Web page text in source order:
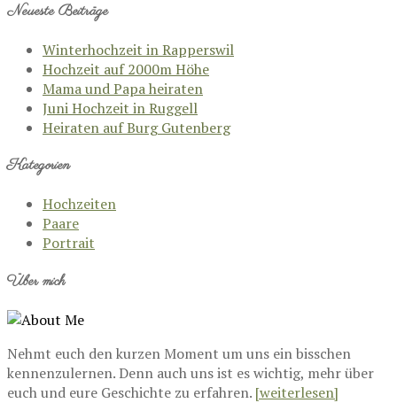
Neueste Beiträge
Winterhochzeit in Rapperswil
Hochzeit auf 2000m Höhe
Mama und Papa heiraten
Juni Hochzeit in Ruggell
Heiraten auf Burg Gutenberg
Kategorien
Hochzeiten
Paare
Portrait
Über mich
Nehmt euch den kurzen Moment um uns ein bisschen
kennenzulernen. Denn auch uns ist es wichtig, mehr über
euch und eure Geschichte zu erfahren. [weiterlesen]